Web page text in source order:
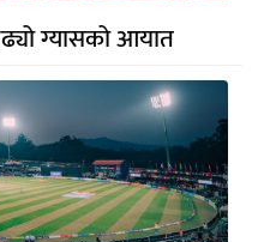
ग्यासको आयात